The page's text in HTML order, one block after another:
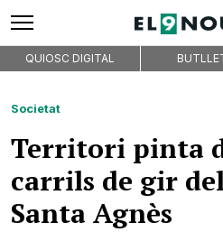
QUIOSC DIGITAL
Societat
Territori pinta
carrils de gir
Santa Agnès